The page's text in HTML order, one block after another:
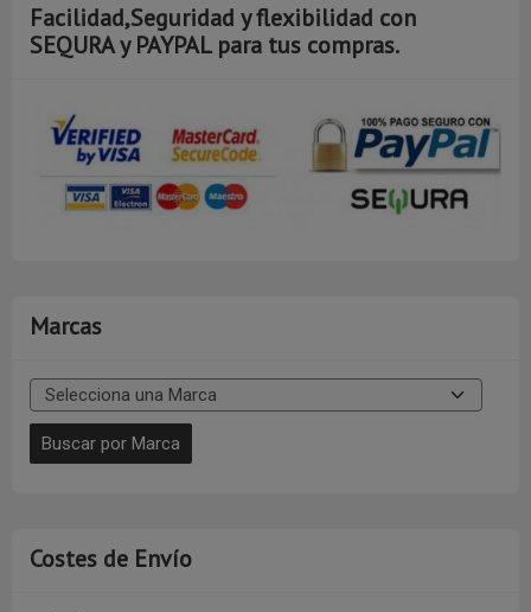
Facilidad,Seguridad y flexibilidad con
SEQURA y PAYPAL para tus compras.
Marcas
Costes de Envío